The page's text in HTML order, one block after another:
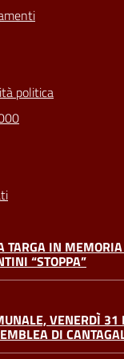
politica
TARGA IN
“STOPPA”
VENERDÌ 31
DI